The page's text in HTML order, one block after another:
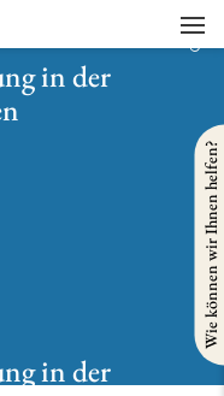
zu beachten
in der
in der
Wie können wir Ihnen helfen?